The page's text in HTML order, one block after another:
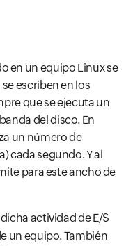
en un equipo Linux se
escriben en los
que se ejecuta un
del disco. En
un número de
cada segundo. Y al
para este ancho de
actividad de E/S
un equipo. También